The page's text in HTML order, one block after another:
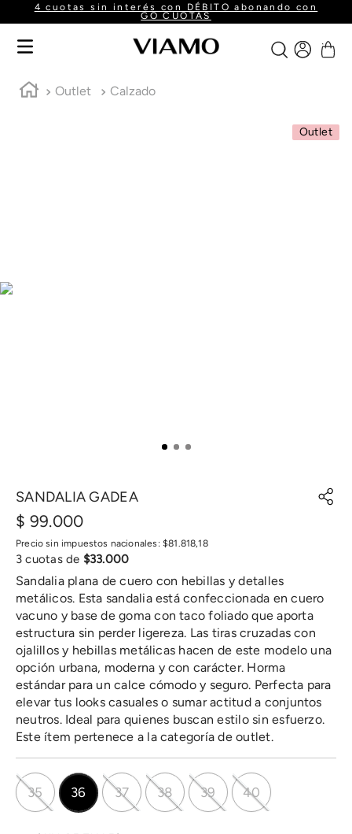
4 cuotas sin interés con DÉBITO abonando con
GO CUOTAS
Outlet Calzado
Outlet
SANDALIA GADEA
$ 99.000
Precio sin impuestos nacionales: $81.818,18
3 cuotas de $33.000
Sandalia plana de cuero con hebillas y detalles
metálicos. Esta sandalia está confeccionada en cuero
vacuno y base de goma con taco foliado que aporta
estructura sin perder ligereza. Las tiras cruzadas con
ojalillos y hebillas metálicas hacen de este modelo una
opción urbana, moderna y con carácter. Horma
estándar para un calce cómodo y seguro. Perfecta para
elevar tus looks casuales o sumar actitud a conjuntos
neutros. Ideal para quienes buscan estilo sin esfuerzo.
Este ítem pertenece a la categoría de outlet.
35 36 37 38 39 40